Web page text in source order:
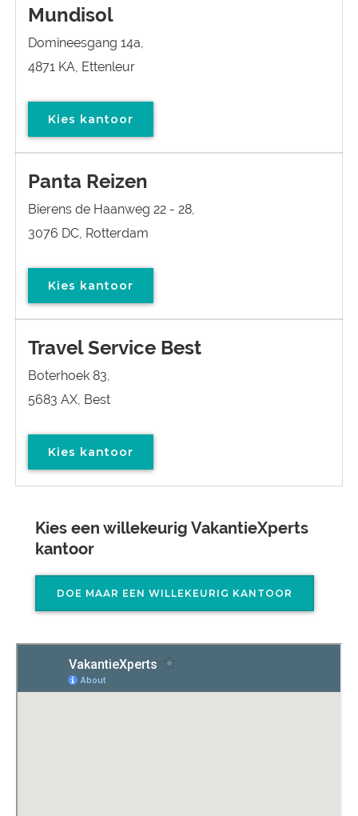
Mundisol
Domineesgang 14a,
4871 KA, Ettenleur
Kies kantoor
Panta Reizen
Bierens de Haanweg 22 - 28,
3076 DC, Rotterdam
Kies kantoor
Travel Service Best
Boterhoek 83,
5683 AX, Best
Kies kantoor
Kies een willekeurig VakantieXperts
kantoor